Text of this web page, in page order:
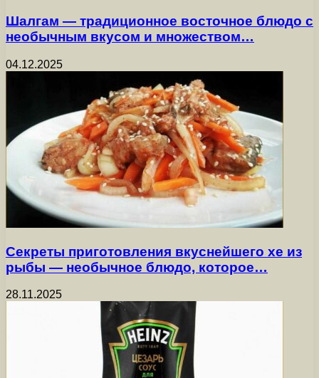
Шалгам — традиционное восточное блюдо с
необычным вкусом и множеством…
04.12.2025
Секреты приготовления вкуснейшего хе из
рыбы — необычное блюдо, которое…
28.11.2025